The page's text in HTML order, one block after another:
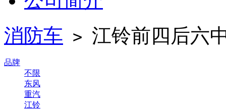
消防车 > 江铃前四后六
品牌
不限
东风
重汽
江铃